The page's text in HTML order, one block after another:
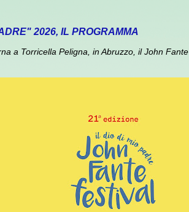
2026, IL PROGRAMMA
a Torricella Peligna, in Abruzzo, il John Fante